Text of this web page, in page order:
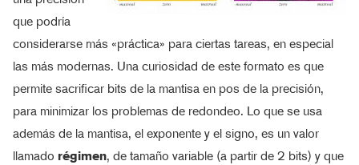
que podría
considerarse más «práctica» para ciertas tareas, en especial
las más modernas. Una curiosidad de este formato es que
permite sacrificar bits de la mantisa en pos de la precisión,
para minimizar los problemas de redondeo. Lo que se usa
además de la mantisa, el exponente y el signo, es un valor
llamado régimen, de tamaño variable (a partir de 2 bits) y que